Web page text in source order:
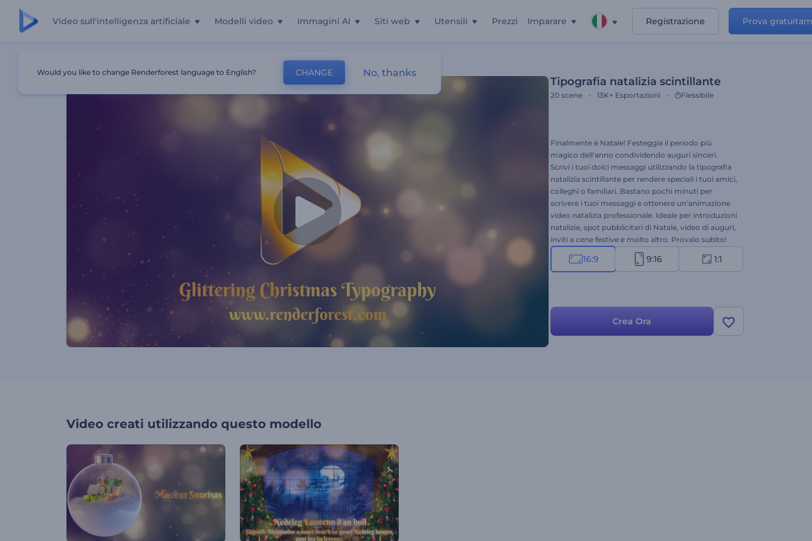
Video sull'intelligenza artificiale Modelli video Immagini AI Siti web Utensili Prezzi Imparare Registrazione Prova
Tipografia natalizia scintillante
20 scene 13K+ Esportazioni Flessibile
Finalmente è Natale! Festeggia il periodo più
magico dell'anno condividendo auguri sinceri.
Scrivi i tuoi dolci messaggi utilizzando la tipografia
natalizia scintillante per rendere speciali i tuoi amici,
colleghi o familiari. Bastano pochi minuti per
scrivere i tuoi messaggi e ottenere un'animazione
video natalizia professionale. Ideale per introduzioni
natalizie, spot pubblicitari di Natale, video di auguri,
inviti a cene festive e molto altro. Provalo subito!
16:9 9:16 1:1
Crea Ora
Video creati utilizzando questo modello
Would you like to change Renderforest language to English? CHANGE No, thanks